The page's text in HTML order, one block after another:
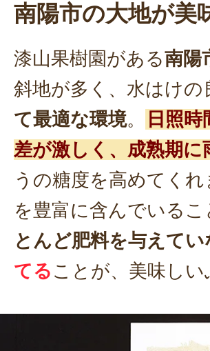
南陽市の大地が美
漆山果樹園がある南陽
斜地が多く、水はけの
て最適な環境。
日照
差が激しく、成熟期に
うの糖度を高めてく
を豊富に含んでいる
とんど肥料を与えてい
てる ことが、美味し